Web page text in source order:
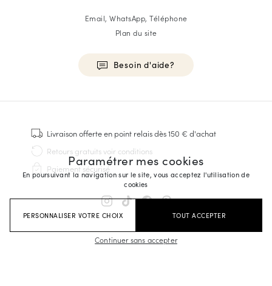
Paramétrer mes cookies
En poursuivant la navigation sur le site, vous acceptez l'utilisation de
cookies
PERSONNALISER VOTRE CHOIX TOUT ACCEPTER
Continuer sans accepter
Email, WhatsApp, Téléphone
Plan du site
Besoin d'aide?
Baskets
Cousu Goodyear
Derbies & Richelieu
Richelieus Homme
Sandales & Espadrilles
Sacoches Business
Baskets Blanches Homme
Livraison offerteen point relais dès 150 € d'achat
Retours gratuitsvoir conditions
Paiement sécurisé